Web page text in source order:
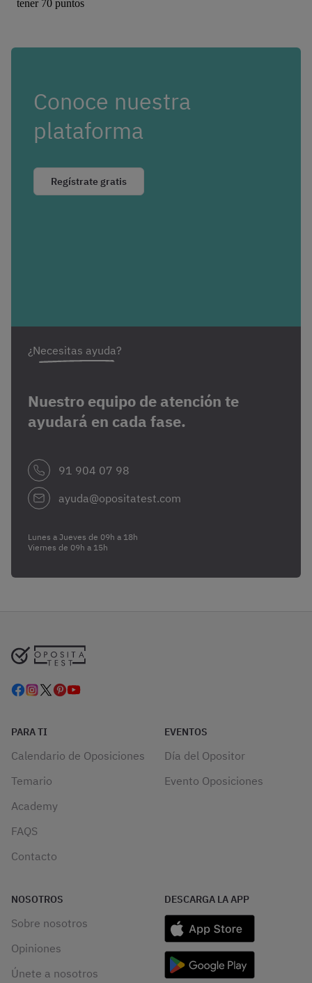
Conoce nuestra
plataforma
Regístrate gratis
¿Necesitas ayuda?
Nuestro equipo de atención te
ayudará en cada fase.
91 904 07 98
ayuda@opositatest.com
Lunes a Jueves de 09h a 18h
Viernes de 09h a 15h